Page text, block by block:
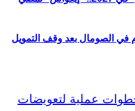
في الصومال بعد وقف التمويل